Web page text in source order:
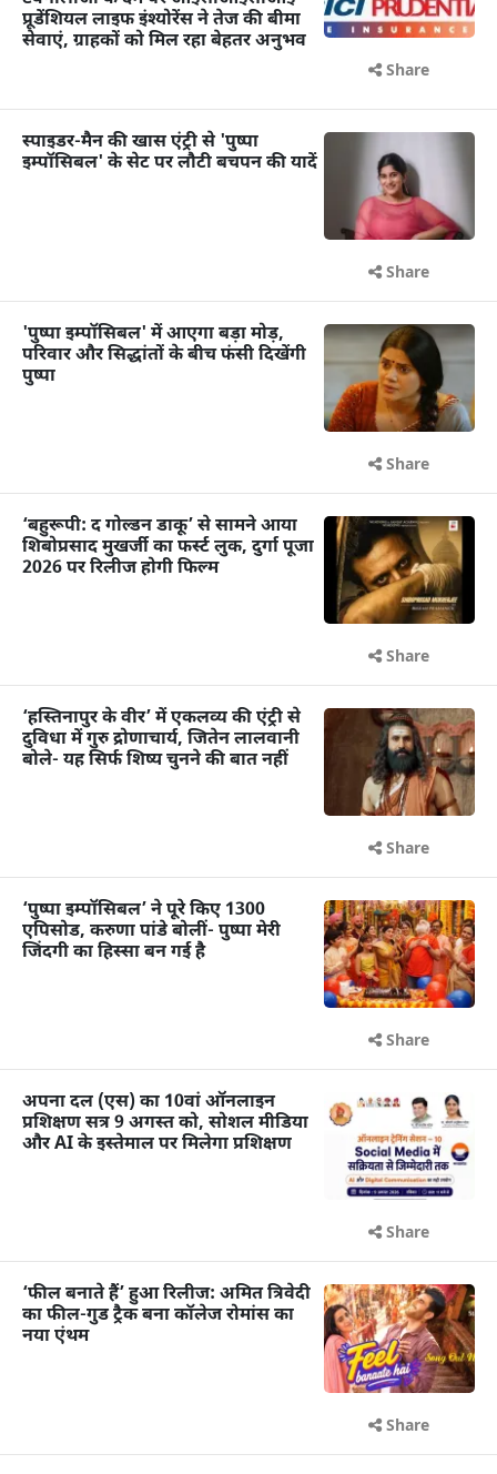
प्रूडेंशियल लाइफ इंश्योरेंस ने तेज की बीमा
सेवाएं, ग्राहकों को मिल रहा बेहतर अनुभव
Share
स्पाइडर-मैन की खास एंट्री से 'पुष्पा
इम्पॉसिबल' के सेट पर लौटी बचपन की यादें
Share
'पुष्पा इम्पॉसिबल' में आएगा बड़ा मोड़,
परिवार और सिद्धांतों के बीच फंसी दिखेंगी
पुष्पा
Share
‘बहुरूपी: द गोल्डन डाकू’ से सामने आया
शिबोप्रसाद मुखर्जी का फर्स्ट लुक, दुर्गा पूजा
2026 पर रिलीज होगी फिल्म
Share
‘हस्तिनापुर के वीर’ में एकलव्य की एंट्री से
दुविधा में गुरु द्रोणाचार्य, जितेन लालवानी
बोले- यह सिर्फ शिष्य चुनने की बात नहीं
Share
‘पुष्पा इम्पॉसिबल’ ने पूरे किए 1300
एपिसोड, करुणा पांडे बोलीं- पुष्पा मेरी
जिंदगी का हिस्सा बन गई है
Share
अपना दल (एस) का 10वां ऑनलाइन
प्रशिक्षण सत्र 9 अगस्त को, सोशल मीडिया
और AI के इस्तेमाल पर मिलेगा प्रशिक्षण
Share
‘फील बनाते हैं’ हुआ रिलीज: अमित त्रिवेदी
का फील-गुड ट्रैक बना कॉलेज रोमांस का
नया एंथम
Share